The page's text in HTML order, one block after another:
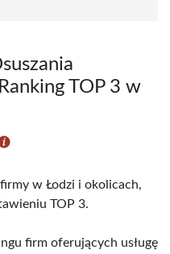
TOP 3 w
w Łodzi i okolicach,
TOP 3.
firm oferujących usługę